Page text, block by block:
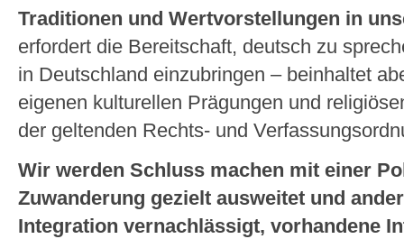
Traditionen und Wertvorstellungen in
erfordert die Bereitschaft, deutsch zu
in Deutschland einzubringen – beinhaltet
eigenen kulturellen Prägungen und
der geltenden Rechts- und
Wir werden Schluss machen mit einer
Zuwanderung gezielt ausweitet und
Integration vernachlässigt, vorhandene